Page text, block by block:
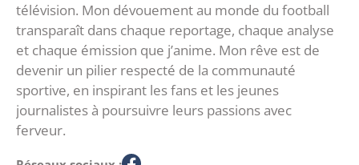
télévision. Mon dévouement au monde du football
transparaît dans chaque reportage, chaque analyse
et chaque émission que j’anime. Mon rêve est de
devenir un pilier respecté de la communauté
sportive, en inspirant les fans et les jeunes
journalistes à poursuivre leurs passions avec
ferveur.